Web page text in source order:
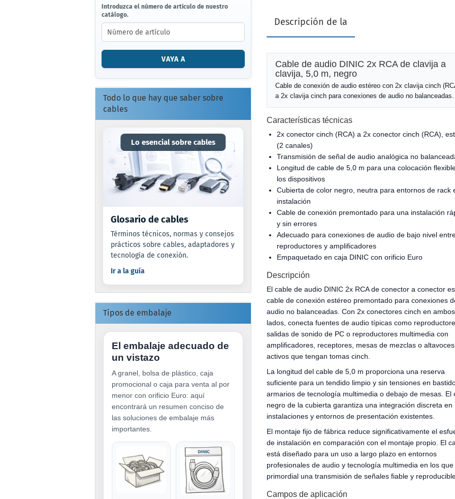
Descripción de la
Cable de audio DINIC 2x RCA de clavija a
clavija, 5,0 m, negro
Cable de conexión de audio estéreo con 2x clavija cinch
a 2x clavija cinch para conexiones de audio no balanceadas.
Características técnicas
2x conector cinch (RCA) a 2x conector cinch (RCA),
(2 canales)
Transmisión de señal de audio analógica no
Longitud de cable de 5,0 m para una colocación
los dispositivos
Cubierta de color negro, neutra para entornos de rack
instalación
Cable de conexión premontado para una instalación
y sin errores
Adecuado para conexiones de audio de bajo nivel
reproductores y amplificadores
Empaquetado en caja DINIC con orificio Euro
Descripción
El cable de audio DINIC 2x RCA de conector a conector
cable de conexión estéreo premontado para conexiones
audio no balanceadas. Con 2x conectores cinch en ambos
lados, conecta fuentes de audio típicas como
salidas de sonido de PC o reproductores multimedia con
amplificadores, receptores, mesas de mezclas o altavoces
activos que tengan tomas cinch.
La longitud del cable de 5,0 m proporciona una reserva
suficiente para un tendido limpio y sin tensiones en
armarios de tecnología multimedia o debajo de mesas. El
negro de la cubierta garantiza una integración discreta en
instalaciones y entornos de presentación existentes.
El montaje fijo de fábrica reduce significativamente el
de instalación en comparación con el montaje propio. El
está diseñado para un uso a largo plazo en entornos
profesionales de audio y tecnología multimedia en los que
primordial una transmisión de señales fiable y
Campos de aplicación
INTRODUZCA
EL
NÚMERO
DE
ARTÍCULO
DE
CATÁLOGO.
Introduzca el número de artículo de nuestro
catálogo.
VAYA A
Todo lo que hay que saber sobre
cables
Lo esencial sobre cables
Glosario de cables
Términos técnicos, normas y consejos
prácticos sobre cables, adaptadores y
tecnología de conexión.
Ir a la guía
Tipos de embalaje
El embalaje adecuado de
un vistazo
A granel, bolsa de plástico, caja
promocional o caja para venta al por
menor con orificio Euro: aquí
encontrará un resumen conciso de
las soluciones de embalaje más
importantes.